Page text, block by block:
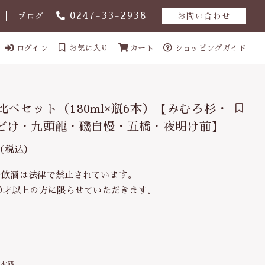
ブログ 0247-33-2938 お問い合わせ
ログイン お気に入り カート ショッピングガイド
べセット（180ml×瓶6本）【みむろ杉・
け・九頭龍・磯自慢・五橋・夜明け前】
税込）
酒は法律で禁止されています。
以上の方に限らせていただきます。
九頭龍・磯自